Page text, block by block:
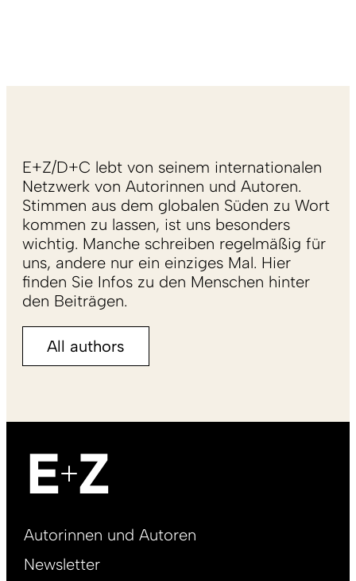
E+Z/D+C lebt von seinem internationalen
Netzwerk von Autorinnen und Autoren.
Stimmen aus dem globalen Süden zu Wort
kommen zu lassen, ist uns besonders
wichtig. Manche schreiben regelmäßig für
uns, andere nur ein einziges Mal. Hier
finden Sie Infos zu den Menschen hinter
den Beiträgen.
All authors
Footer
DE
Autorinnen und Autoren
Newsletter